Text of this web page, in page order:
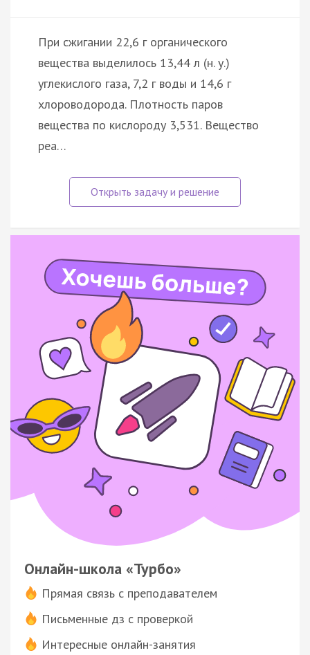
При сжигании 22,6 г органического
вещества выделилось 13,44 л (н. у.)
углекислого газа, 7,2 г воды и 14,6 г
хлороводорода. Плотность паров
вещества по кислороду 3,531. Вещество
реа…
Онлайн-школа «Турбо»
Прямая связь с преподавателем
Письменные дз с проверкой
Интересные онлайн-занятия